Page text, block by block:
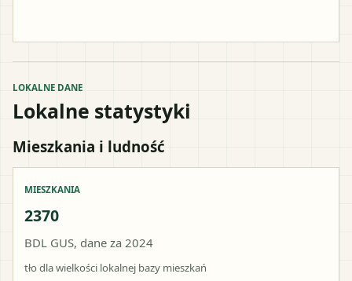
LOKALNE DANE
Lokalne statystyki
Mieszkania i ludność
MIESZKANIA
2370
BDL GUS, dane za 2024
tło dla wielkości lokalnej bazy mieszkań